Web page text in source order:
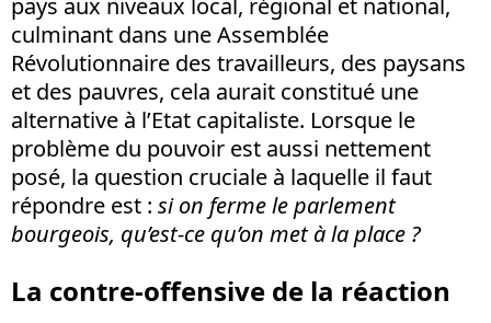
pays aux niveaux local, régional et national,
culminant dans une Assemblée
Révolutionnaire des travailleurs, des paysans
et des pauvres, cela aurait constitué une
alternative à l’Etat capitaliste. Lorsque le
problème du pouvoir est aussi nettement
posé, la question cruciale à laquelle il faut
répondre est : si on ferme le parlement
bourgeois, qu’est-ce qu’on met à la place ?
La contre-offensive de la réaction